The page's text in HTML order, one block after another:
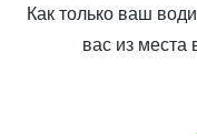
Как только ваш
вас из